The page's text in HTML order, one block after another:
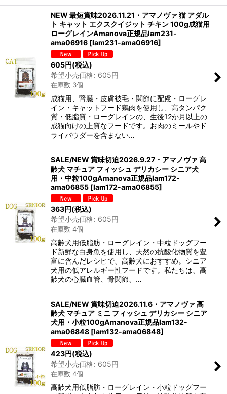
NEW 最短賞味2026.11.21・アマノヴァ 猫 アダル
ト キャット エクスクイジット チキン 100g成猫用
ローグレインAmanova正規品lam231-
ama06916 [lam231-ama06916]
605円(税込)
希望小売価格: 605円
在庫数 3個
成猫用、腎臓・皮膚被毛・関節に配慮・ローグレ
イン・キャットフード鶏肉を使用し、高タンパク
質・低脂質・ローグレインの、生後12か月以上の
成猫向けの上質なフードです。お肉のミールやド
ライパウダーを含まない…
SALE/NEW 賞味切迫2026.9.27・アマノヴァ 高
齢犬 マチュア フィッシュ デリカシー シニア犬
用・中粒100gAmanova正規品lam172-
ama06855 [lam172-ama06855]
363円(税込)
希望小売価格: 605円
在庫数 4個
高齢犬用低脂肪・ローグレイン・中粒ドッグフー
ド新鮮な白身魚を使用し、天然の抗酸化物質を豊
富に含んだレシピで、高齢犬におすすめ。シニア
犬用の低アレルギー性フードです。私たちは、高
齢犬の心臓血管、骨関節、…
SALE/NEW 賞味切迫2026.11.6・アマノヴァ 高
齢犬 マチュア ミニ フィッシュ デリカシー シニア
犬用・小粒100gAmanova正規品lam132-
ama06848 [lam132-ama06848]
423円(税込)
希望小売価格: 605円
在庫数 4個
高齢犬用低脂肪・ローグレイン・小粒ドッグフー